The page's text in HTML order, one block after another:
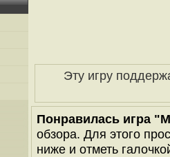
Эту игру
Понравилась игра
обзора. Для этого
ниже и отметь